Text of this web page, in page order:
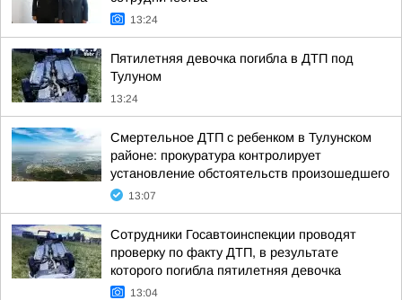
13:24
Пятилетняя девочка погибла в ДТП под
Тулуном
13:24
Смертельное ДТП с ребенком в Тулунском
районе: прокуратура контролирует
установление обстоятельств произошедшего
13:07
Сотрудники Госавтоинспекции проводят
проверку по факту ДТП, в результате
которого погибла пятилетняя девочка
13:04